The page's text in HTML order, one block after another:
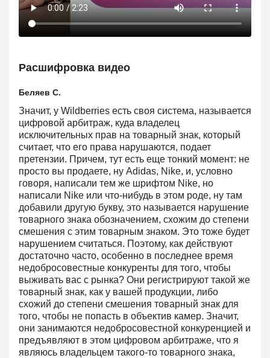
Расшифровка видео
Беляев С.
Значит, у Wildberries есть своя система, называется
цифровой арбитраж, куда владелец
исключительных прав на товарный знак, который
считает, что его права нарушаются, подает
претензии. Причем, тут есть еще тонкий момент: не
просто вы продаете, ну Adidas, Nike, и, условно
говоря, написали тем же шрифтом Nike, но
написали Nike или что-нибудь в этом роде, ну там
добавили другую букву, это называется нарушение
товарного знака обозначением, схожим до степени
смешения с этим товарным знаком. Это тоже будет
нарушением считаться. Поэтому, как действуют
достаточно часто, особенно в последнее время
недобросовестные конкуренты для того, чтобы
выживать вас с рынка? Они регистрируют такой же
товарный знак, как у вашей продукции, либо
схожий до степени смешения товарный знак для
того, чтобы не попасть в объектив камер. Значит,
они занимаются недобросовестной конкуренцией и
предъявляют в этом цифровом арбитраже, что я
являюсь владельцем такого-то товарного знака,